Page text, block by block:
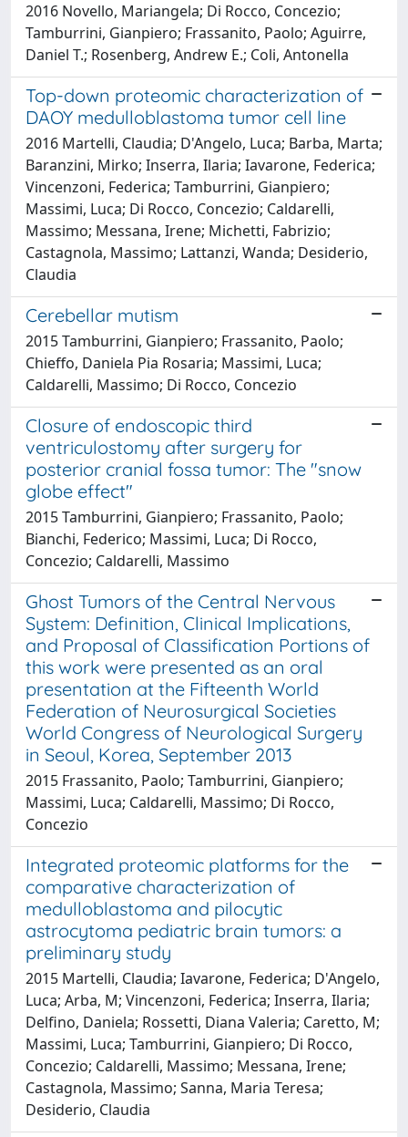
2016 Novello, Mariangela; Di Rocco, Concezio;
Tamburrini, Gianpiero; Frassanito, Paolo; Aguirre,
Daniel T.; Rosenberg, Andrew E.; Coli, Antonella
Top-down proteomic characterization of
DAOY medulloblastoma tumor cell line
2016 Martelli, Claudia; D'Angelo, Luca; Barba, Marta;
Baranzini, Mirko; Inserra, Ilaria; Iavarone, Federica;
Vincenzoni, Federica; Tamburrini, Gianpiero;
Massimi, Luca; Di Rocco, Concezio; Caldarelli,
Massimo; Messana, Irene; Michetti, Fabrizio;
Castagnola, Massimo; Lattanzi, Wanda; Desiderio,
Claudia
Cerebellar mutism
2015 Tamburrini, Gianpiero; Frassanito, Paolo;
Chieffo, Daniela Pia Rosaria; Massimi, Luca;
Caldarelli, Massimo; Di Rocco, Concezio
Closure of endoscopic third
ventriculostomy after surgery for
posterior cranial fossa tumor: The "snow
globe effect"
2015 Tamburrini, Gianpiero; Frassanito, Paolo;
Bianchi, Federico; Massimi, Luca; Di Rocco,
Concezio; Caldarelli, Massimo
Ghost Tumors of the Central Nervous
System: Definition, Clinical Implications,
and Proposal of Classification Portions of
this work were presented as an oral
presentation at the Fifteenth World
Federation of Neurosurgical Societies
World Congress of Neurological Surgery
in Seoul, Korea, September 2013
2015 Frassanito, Paolo; Tamburrini, Gianpiero;
Massimi, Luca; Caldarelli, Massimo; Di Rocco,
Concezio
Integrated proteomic platforms for the
comparative characterization of
medulloblastoma and pilocytic
astrocytoma pediatric brain tumors: a
preliminary study
2015 Martelli, Claudia; Iavarone, Federica; D'Angelo,
Luca; Arba, M; Vincenzoni, Federica; Inserra, Ilaria;
Delfino, Daniela; Rossetti, Diana Valeria; Caretto, M;
Massimi, Luca; Tamburrini, Gianpiero; Di Rocco,
Concezio; Caldarelli, Massimo; Messana, Irene;
Castagnola, Massimo; Sanna, Maria Teresa;
Desiderio, Claudia